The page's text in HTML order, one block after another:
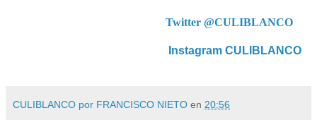
Twitter @CULIBLANCO
Instagram CULIBLANCO
CULIBLANCO por FRANCISCO NIETO en 20:56